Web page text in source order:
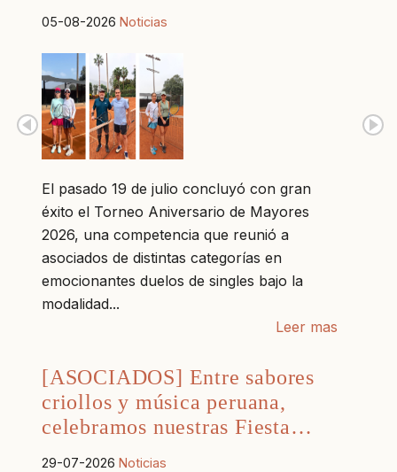
05-08-2026 Noticias
El pasado 19 de julio concluyó con gran
éxito el Torneo Aniversario de Mayores
2026, una competencia que reunió a
asociados de distintas categorías en
emocionantes duelos de singles bajo la
modalidad...
Leer mas
[ASOCIADOS] Entre sabores
criollos y música peruana,
celebramos nuestras Fiesta…
29-07-2026 Noticias